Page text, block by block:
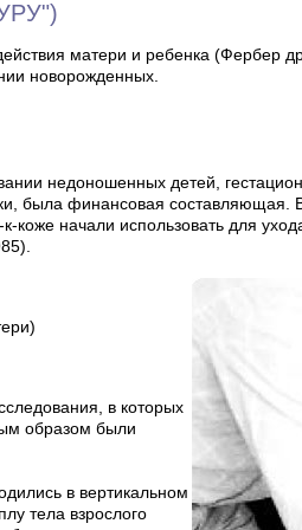
матери и ребенка (Фербер
новорожденных.
недоношенных детей,
была финансовая
коже начали использовать для
в которых
образом были
в вертикальном
тела взрослого